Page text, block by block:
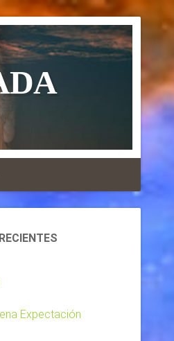
Expectación